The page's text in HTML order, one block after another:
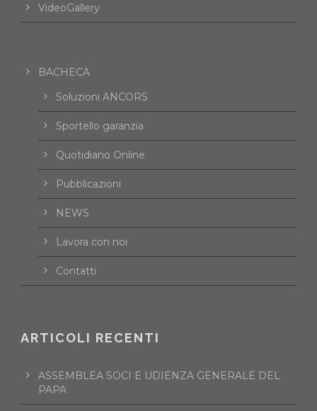
VideoGallery
BACHECA
Soluzioni ANCORS
Sportello garanzia
Quotidiano Online
Pubblicazioni
NEWS
Lavora con noi
Contatti
ARTICOLI RECENTI
ASSEMBLEA SOCI E UDIENZA GENERALE DEL
PAPA